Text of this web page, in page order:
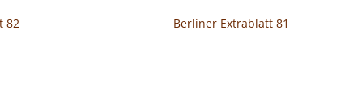
82 Berliner Extrablatt 81